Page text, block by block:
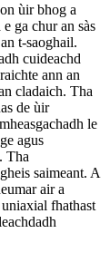
ùir bhog a
ga chur an sàs
t-saoghail.
cuideachd
ann an
cladaich. Tha
de ùir
le
agus
Tha
saimeant. A
air a
fhathast